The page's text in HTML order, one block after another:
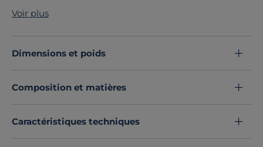
coloris, idéal pour accompagner toutes vos parures
unies ou fantaisies !
Découvrez toute notre sélection :
Voir plus
Dimensions et poids
Composition et matières
Caractéristiques techniques